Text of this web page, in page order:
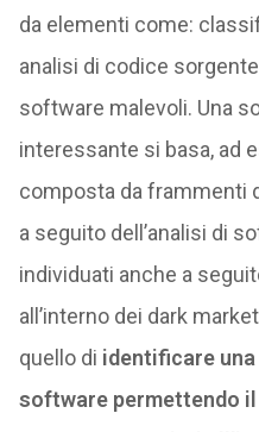
da elementi come:
analisi di codice
software malevoli. Una
interessante si basa, ad
composta da frammenti
a seguito dell’analisi di
individuati anche a
all’interno dei dark
quello di identificare
software permettendo